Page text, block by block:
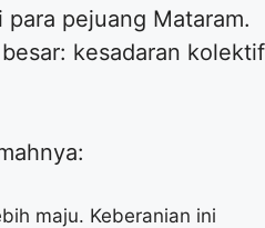
pejuang Mataram.
kesadaran kolektif
maju. Keberanian ini